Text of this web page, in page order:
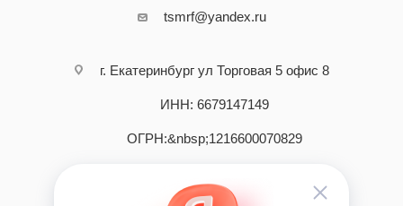
tsmrf@yandex.ru
г. Екатеринбург ул Торговая 5 офис 8
ИНН: 6679147149
ОГРН:&nbsp;1216600070829